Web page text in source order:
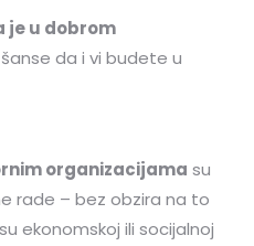
je u dobrom
da i vi budete u
organizacijama su
rade – bez obzira na to
ekonomskoj ili socijalnoj